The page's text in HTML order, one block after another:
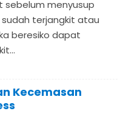
menyusup
terjangkit atau
beresiko dapat
Kecemasan